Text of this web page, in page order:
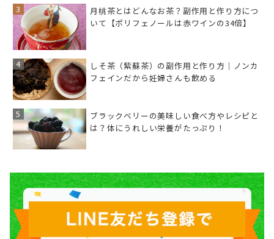
月桃茶とはどんなお茶？副作用と作り方につ
いて【ポリフェノールは赤ワインの34倍】
しそ茶（紫蘇茶）の副作用と作り方｜ノンカ
フェインだから妊婦さんも飲める
ブラックベリーの美味しい食べ方やレシピと
は？体にうれしい栄養がたっぷり！